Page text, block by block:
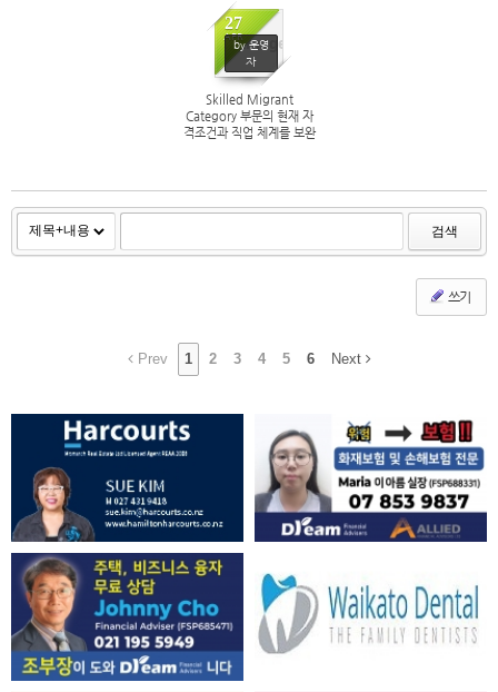
No Image
27
APR
by 운영
자
376
Skilled Migrant
Category 부문의 현재 자
격조건과 직업 체계를 보완
검색
쓰기
Prev 1 2 3 4 5 6 Next